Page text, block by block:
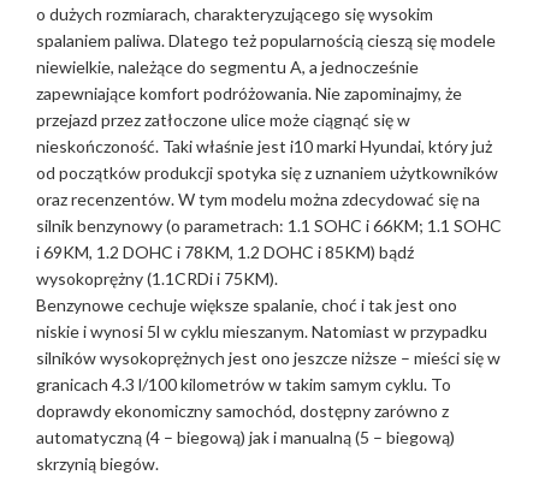
o dużych rozmiarach, charakteryzującego się wysokim
spalaniem paliwa. Dlatego też popularnością cieszą się modele
niewielkie, należące do segmentu A, a jednocześnie
zapewniające komfort podróżowania. Nie zapominajmy, że
przejazd przez zatłoczone ulice może ciągnąć się w
nieskończoność. Taki właśnie jest i10 marki Hyundai, który już
od początków produkcji spotyka się z uznaniem użytkowników
oraz recenzentów. W tym modelu można zdecydować się na
silnik benzynowy (o parametrach: 1.1 SOHC i 66KM; 1.1 SOHC
i 69KM, 1.2 DOHC i 78KM, 1.2 DOHC i 85KM) bądź
wysokoprężny (1.1CRDi i 75KM).
Benzynowe cechuje większe spalanie, choć i tak jest ono
niskie i wynosi 5l w cyklu mieszanym. Natomiast w przypadku
silników wysokoprężnych jest ono jeszcze niższe – mieści się w
granicach 4.3 l/100 kilometrów w takim samym cyklu. To
doprawdy ekonomiczny samochód, dostępny zarówno z
automatyczną (4 – biegową) jak i manualną (5 – biegową)
skrzynią biegów.